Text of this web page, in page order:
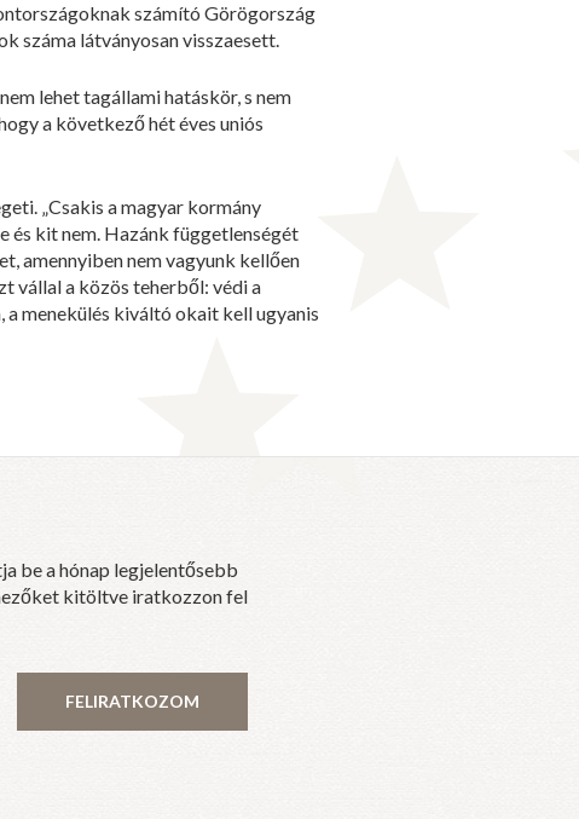
számító Görögország
száma látványosan visszaesett.
lehet tagállami hatáskör, s nem
a következő hét éves uniós
„Csakis a magyar kormány
és kit nem. Hazánk függetlenségét
amennyiben nem vagyunk kellően
vállal a közös teherből: védi a
menekülés kiváltó okait kell ugyanis
be a hónap legjelentősebb
kitöltve iratkozzon fel
FELIRATKOZOM